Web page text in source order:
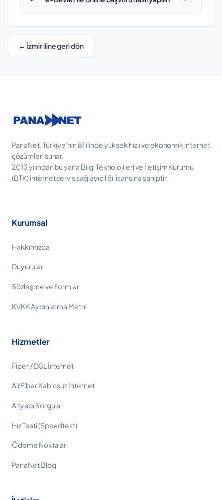
← İzmir iline geri dön
PanaNet, Türkiye'nin 81 ilinde yüksek hızlı ve ekonomik internet
çözümleri sunar.
2013 yılından bu yana Bilgi Teknolojileri ve İletişim Kurumu
(BTK) internet servis sağlayıcılığı lisansına sahiptir.
Kurumsal
Hakkımızda
Duyurular
Sözleşme ve Formlar
KVKK Aydınlatma Metni
Hizmetler
Fiber / DSL İnternet
AirFiber Kablosuz İnternet
Altyapı Sorgula
Hız Testi (Speedtest)
Ödeme Noktaları
PanaNet Blog